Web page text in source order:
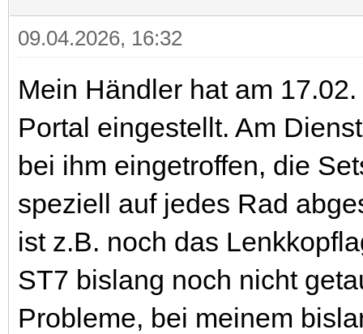
09.04.2026, 16:32
Mein Händler hat am
Portal eingestellt. Am
bei ihm eingetroffen, die
speziell auf jedes Rad
ist z.B. noch das
ST7 bislang noch nicht
Probleme, bei meinem